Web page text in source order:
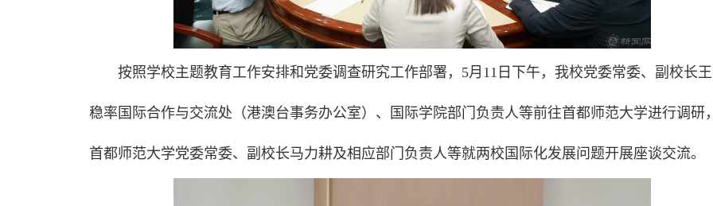
按照学校主题教育工作安排和党委调查研究工作部署，5月11日下午，我校党委常委、副校长
稳率国际合作与交流处（港澳台事务办公室）、国际学院部门负责人等前往首都师范大学进行调研
首都师范大学党委常委、副校长马力耕及相应部门负责人等就两校国际化发展问题开展座谈交流。